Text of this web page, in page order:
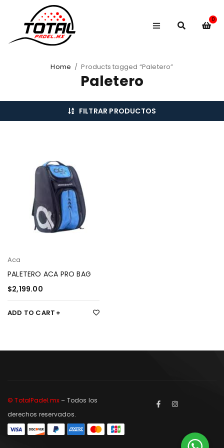
0
Home / Products tagged “Paletero”
Paletero
FILTRAR PRODUCTOS
Aca
PALETERO ACA PRO BAG
$2,199.00
ADD TO CART
© TotalPadel.mx – Todos los
derechos reservados.